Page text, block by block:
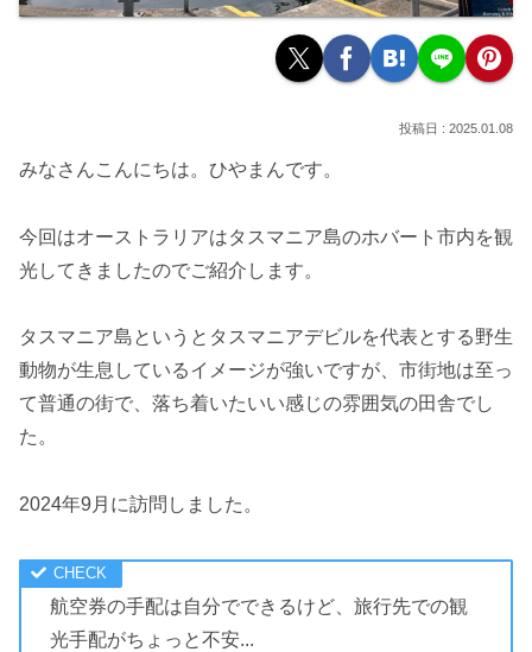
2025.01.08
みなさんこんにちは。ひやまんです。
今回はオーストラリアはタスマニア島のホバート市内を観
光してきましたのでご紹介します。
タスマニア島というとタスマニアデビルを代表とする野生
動物が生息しているイメージが強いですが、市街地は至っ
て普通の街で、落ち着いたいい感じの雰囲気の田舎でし
た。
2024年9月に訪問しました。
航空券の手配は自分でできるけど、旅行先での観
光手配がちょっと不安...